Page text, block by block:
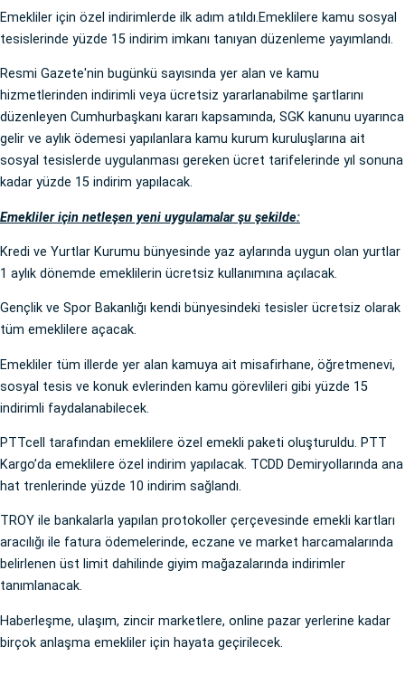
Emekliler için özel indirimlerde ilk adım atıldı.Emeklilere kamu sosyal
tesislerinde yüzde 15 indirim imkanı tanıyan düzenleme yayımlandı.
Resmi Gazete'nin bugünkü sayısında yer alan ve kamu
hizmetlerinden indirimli veya ücretsiz yararlanabilme şartlarını
düzenleyen Cumhurbaşkanı kararı kapsamında, SGK kanunu uyarınca
gelir ve aylık ödemesi yapılanlara kamu kurum kuruluşlarına ait
sosyal tesislerde uygulanması gereken ücret tarifelerinde yıl sonuna
kadar yüzde 15 indirim yapılacak.
Emekliler için netleşen yeni uygulamalar şu şekilde:
Kredi ve Yurtlar Kurumu bünyesinde yaz aylarında uygun olan yurtlar
1 aylık dönemde emeklilerin ücretsiz kullanımına açılacak.
Gençlik ve Spor Bakanlığı kendi bünyesindeki tesisler ücretsiz olarak
tüm emeklilere açacak.
Emekliler tüm illerde yer alan kamuya ait misafirhane, öğretmenevi,
sosyal tesis ve konuk evlerinden kamu görevlileri gibi yüzde 15
indirimli faydalanabilecek.
PTTcell tarafından emeklilere özel emekli paketi oluşturuldu. PTT
Kargo’da emeklilere özel indirim yapılacak. TCDD Demiryollarında ana
hat trenlerinde yüzde 10 indirim sağlandı.
TROY ile bankalarla yapılan protokoller çerçevesinde emekli kartları
aracılığı ile fatura ödemelerinde, eczane ve market harcamalarında
belirlenen üst limit dahilinde giyim mağazalarında indirimler
tanımlanacak.
Haberleşme, ulaşım, zincir marketlere, online pazar yerlerine kadar
birçok anlaşma emekliler için hayata geçirilecek.